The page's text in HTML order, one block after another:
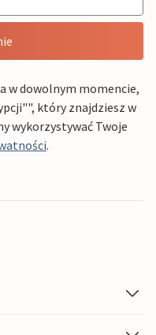
w dowolnym momencie,
który znajdziesz w
wykorzystywać Twoje
.